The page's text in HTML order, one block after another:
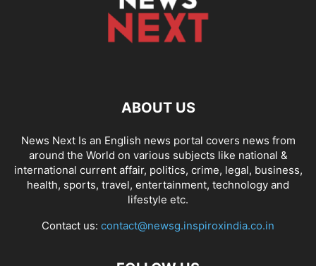
ABOUT US
News Next Is an English news portal covers news from
around the World on various subjects like national &
international current affair, politics, crime, legal, business,
health, sports, travel, entertainment, technology and
lifestyle etc.
Contact us: contact@newsg.inspiroxindia.co.in